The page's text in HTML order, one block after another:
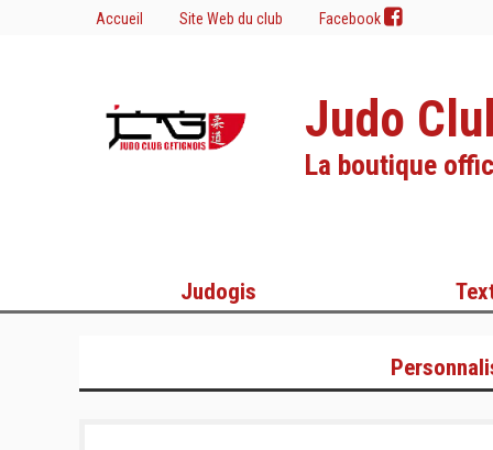
Accueil Site Web du club Facebook
Judo
La boutique
Judogis